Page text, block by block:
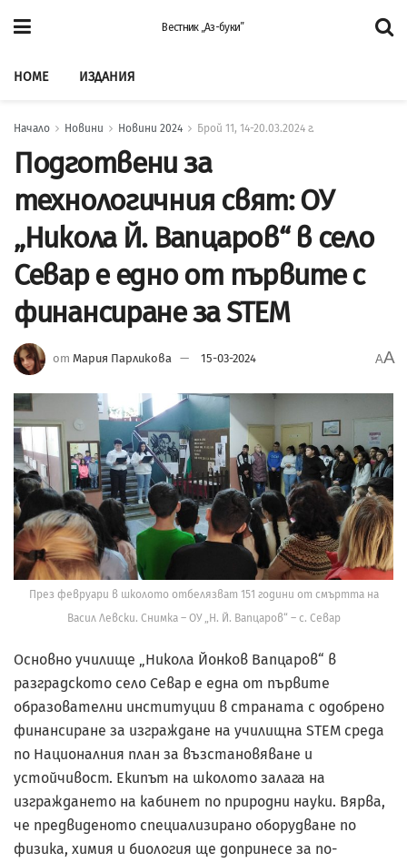
Вестник „Аз-буки”
HOME ИЗДАНИЯ
Начало Новини Новини 2024 Брой 11, 14-20.03.2024 г.
Подготвени за
технологичния свят: ОУ
„Никола Й. Вапцаров“ в село
Севар е едно от първите с
финансиране за STEM
от Мария Парликова 15-03-2024 AA
През февруари в школото отбелязват 151 години от смъртта на
Васил Левски. Снимка – ОУ „Н. Й. Вапцаров“ – с. Севар
Основно училище „Никола Йонков Вапцаров“ в
разградското село Севар е една от първите
образователни институции в страната с одобрено
финансиране за изграждане на училищна STEM среда
по Националния план за възстановяване и
устойчивост. Екипът на школото залага на
изграждането на кабинет по природни науки. Вярва,
че предвиденото специализирано оборудване по
физика, химия и биология ще допринесе за по-